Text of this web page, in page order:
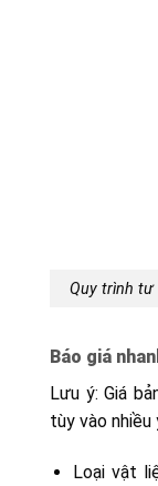
Quy trình tư
Báo giá
Lưu ý: Giá
tùy vào nhiều
Loại vật